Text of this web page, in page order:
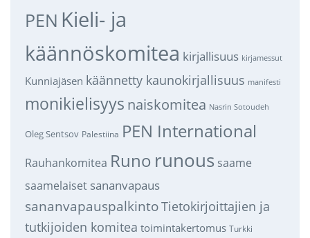
PEN Kieli- ja
käännöskomitea kirjallisuus kirjamessut
Kunniajäsen käännetty kaunokirjallisuus manifesti
monikielisyys naiskomitea Nasrin Sotoudeh
Oleg Sentsov Palestiina PEN International
Rauhankomitea Runo runous saame
saamelaiset sananvapaus
sananvapauspalkintoTietokirjoittajien ja
tutkijoiden komitea toimintakertomus Turkki